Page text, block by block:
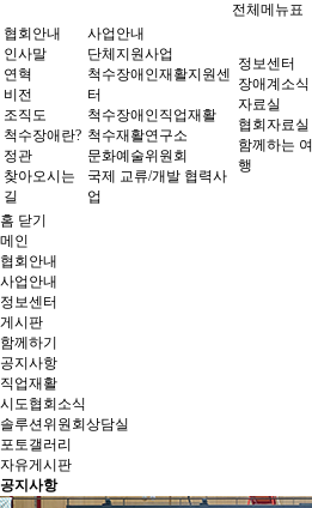
국제 교류/개
발 협력사업
전체메뉴표
협회안내
인사말
연혁
비전
조직도
척수장애란?
정관
찾아오시는
길
사업안내
단체지원사업
척수장애인재활지원센
터
척수장애인직업재활
척수재활연구소
문화예술위원회
국제 교류/개발 협력사
업
정보센터
장애계소식
자료실
협회자료실
함께하는 여
행
홈 닫기
메인
협회안내
사업안내
정보센터
게시판
함께하기
공지사항
직업재활
시도협회소식
솔루션위원회상담실
포토갤러리
자유게시판
공지사항